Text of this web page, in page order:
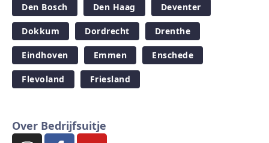
Den Bosch Den Haag Deventer
Dokkum Dordrecht Drenthe
Eindhoven Emmen Enschede
Flevoland Friesland
Over Bedrijfsuitje